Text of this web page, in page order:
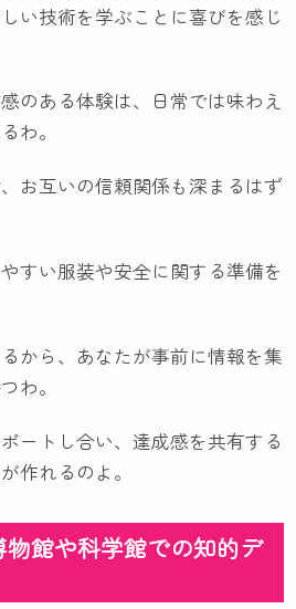
い技術を学ぶことに喜びを感じ
のある体験は、日常では味わえ
わ。
お互いの信頼関係も深まるはず
すい服装や安全に関する準備を
から、あなたが事前に情報を集
わ。
ートし合い、達成感を共有する
作れるのよ。
館や科学館での知的デ